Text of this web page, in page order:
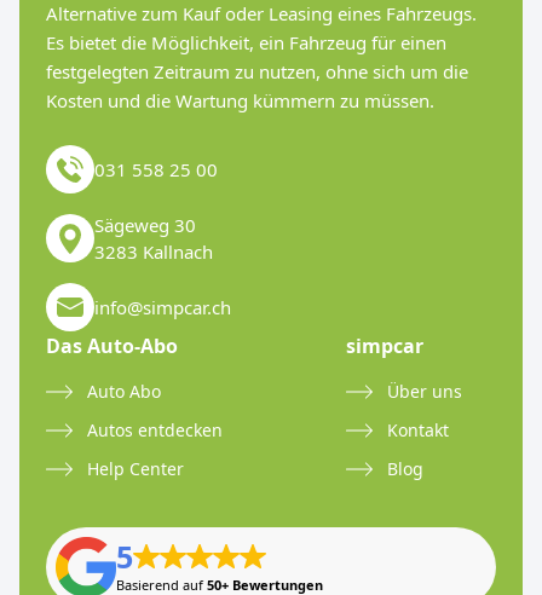
Alternative zum Kauf oder Leasing eines Fahrzeugs.
Es bietet die Möglichkeit, ein Fahrzeug für einen
festgelegten Zeitraum zu nutzen, ohne sich um die
Kosten und die Wartung kümmern zu müssen.
031 558 25 00
Sägeweg 30
3283 Kallnach
info@simpcar.ch
Das Auto-Abo
Auto Abo
Autos entdecken
Help Center
simpcar
Über uns
Kontakt
Blog
5
Basierend auf50+ Bewertungen